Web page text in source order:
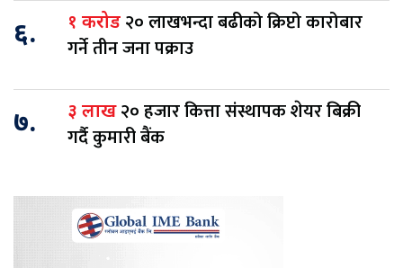
६. १ करोड २० लाखभन्दा बढीको क्रिप्टो कारोबार
गर्ने तीन जना पक्राउ
७. ३ लाख२० हजार कित्ता संस्थापक शेयर बिक्री
गर्दै कुमारी बैंक